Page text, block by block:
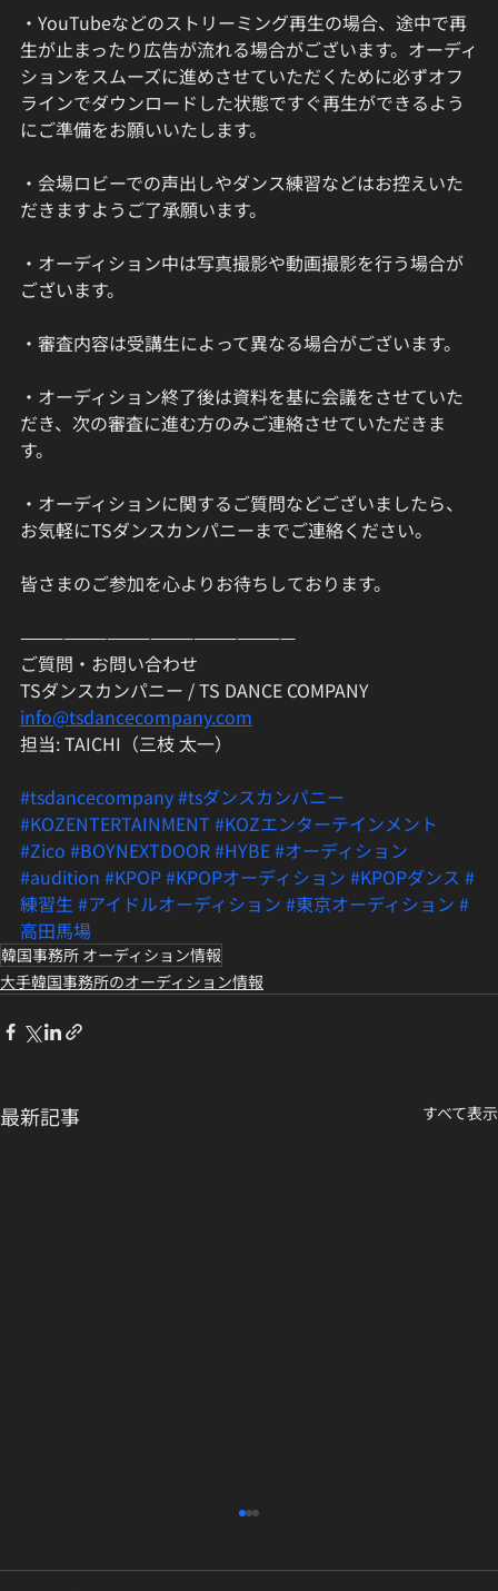
・YouTubeなどのストリーミング再生の場合、途中で再
生が止まったり広告が流れる場合がございます。オーディ
ションをスムーズに進めさせていただくために必ずオフ
ラインでダウンロードした状態ですぐ再生ができるよう
にご準備をお願いいたします。
・会場ロビーでの声出しやダンス練習などはお控えいた
だきますようご了承願います。
・オーディション中は写真撮影や動画撮影を行う場合が
ございます。
・審査内容は受講生によって異なる場合がございます。
・オーディション終了後は資料を基に会議をさせていた
だき、次の審査に進む方のみご連絡させていただきま
す。
・オーディションに関するご質問などございましたら、
お気軽にTSダンスカンパニーまでご連絡ください。
皆さまのご参加を心よりお待ちしております。
———————————————————
ご質問・お問い合わせ
TSダンスカンパニー / TS DANCE COMPANY
info@tsdancecompany.com
担当: TAICHI（三枝 太一）
#tsdancecompany#tsダンスカンパニー
#KOZENTERTAINMENT #KOZエンターテインメント
#Zico #BOYNEXTDOOR#HYBE#オーディション
#audition #KPOP#KPOPオーディション #KPOPダンス #
練習生 #アイドルオーディション #東京オーディション #
高田馬場
韓国事務所 オーディション情報
大手韓国事務所のオーディション情報
最新記事 すべて表示